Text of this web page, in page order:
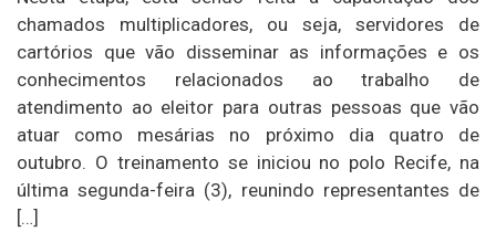
chamados multiplicadores, ou seja, servidores de
cartórios que vão disseminar as informações e os
conhecimentos relacionados ao trabalho de
atendimento ao eleitor para outras pessoas que vão
atuar como mesárias no próximo dia quatro de
outubro. O treinamento se iniciou no polo Recife, na
última segunda-feira (3), reunindo representantes de
[…]